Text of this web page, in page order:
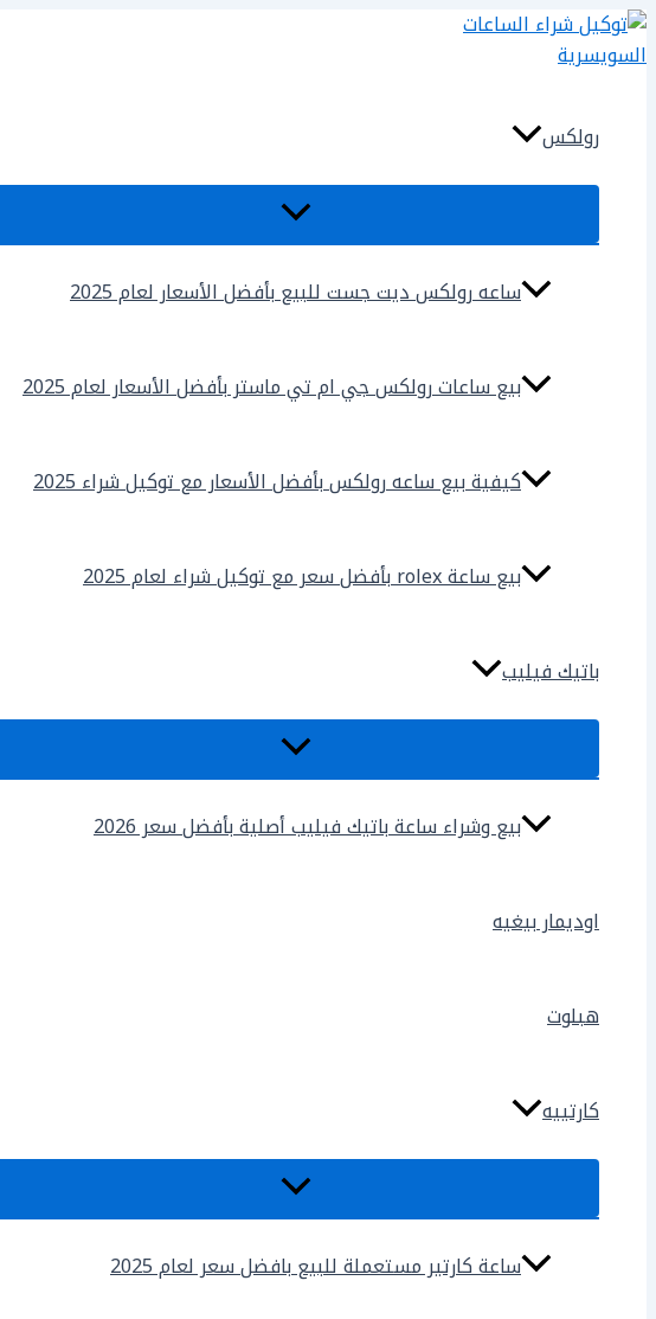
تخطي
إلى
المحتوى
رولكس
ساعه رولكس ديت جست للبيع بأفضل الأسعار لعام 2025
بيع ساعات رولكس جي ام تي ماستر بأفضل الأسعار لعام 2025
كيفية بيع ساعه رولكس بأفضل الأسعار مع توكيل شراء 2025
بيع ساعة rolex بأفضل سعر مع توكيل شراء لعام 2025
باتيك فيليب
بيع وشراء ساعة باتيك فيليب أصلية بأفضل سعر 2026
اوديمار بيغيه
هبلوت
كارتييه
ساعة كارتير مستعملة للبيع بافضل سعر لعام 2025